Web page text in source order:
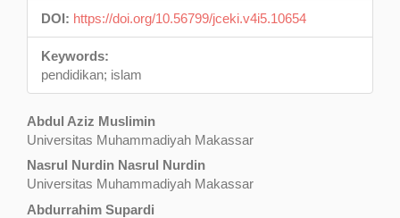
DOI: https://doi.org/10.56799/jceki.v4i5.10654
Keywords:
pendidikan; islam
Main
Article
Content
Abdul Aziz Muslimin
Universitas Muhammadiyah Makassar
Nasrul Nurdin Nasrul Nurdin
Universitas Muhammadiyah Makassar
Abdurrahim Supardi